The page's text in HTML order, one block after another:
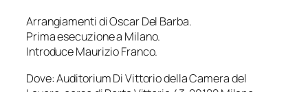
Arrangiamenti di Oscar Del Barba.
Prima esecuzione a Milano.
Introduce Maurizio Franco.
Dove: Auditorium Di Vittorio della Camera del